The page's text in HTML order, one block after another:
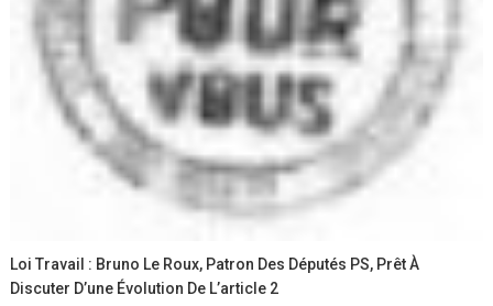
Loi Travail : Bruno Le Roux, Patron Des Députés PS, Prêt À
Discuter D’une Évolution De L’article 2